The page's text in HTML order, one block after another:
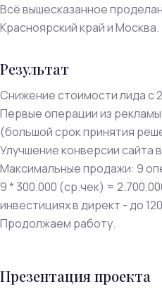
Всё вышесказанное
Красноярский край и Москва.
Результат
Снижение стоимости лида с
Первые операции из
(большой срок принятия
Улучшение конверсии сайта
Максимальные продажи: 9
9 * 300.000 (ср.чек) =
инвестициях в директ - до
Продолжаем работу.
Презентация проекта